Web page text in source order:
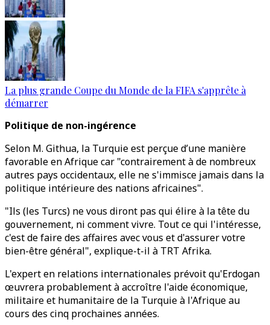
La plus grande Coupe du Monde de la FIFA s'apprête à
démarrer
Politique de non-ingérence
Selon M. Githua, la Turquie est perçue d’une manière
favorable en Afrique car "contrairement à de nombreux
autres pays occidentaux, elle ne s'immisce jamais dans la
politique intérieure des nations africaines".
"Ils (les Turcs) ne vous diront pas qui élire à la tête du
gouvernement, ni comment vivre. Tout ce qui l'intéresse,
c'est de faire des affaires avec vous et d'assurer votre
bien-être général", explique-t-il à TRT Afrika.
L'expert en relations internationales prévoit qu'Erdogan
œuvrera probablement à accroître l'aide économique,
militaire et humanitaire de la Turquie à l'Afrique au
cours des cinq prochaines années.